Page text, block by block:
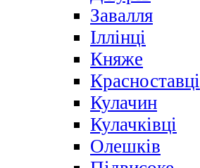
Завалля
Іллінці
Княже
Красноставці
Кулачин
Кулачківці
Олешків